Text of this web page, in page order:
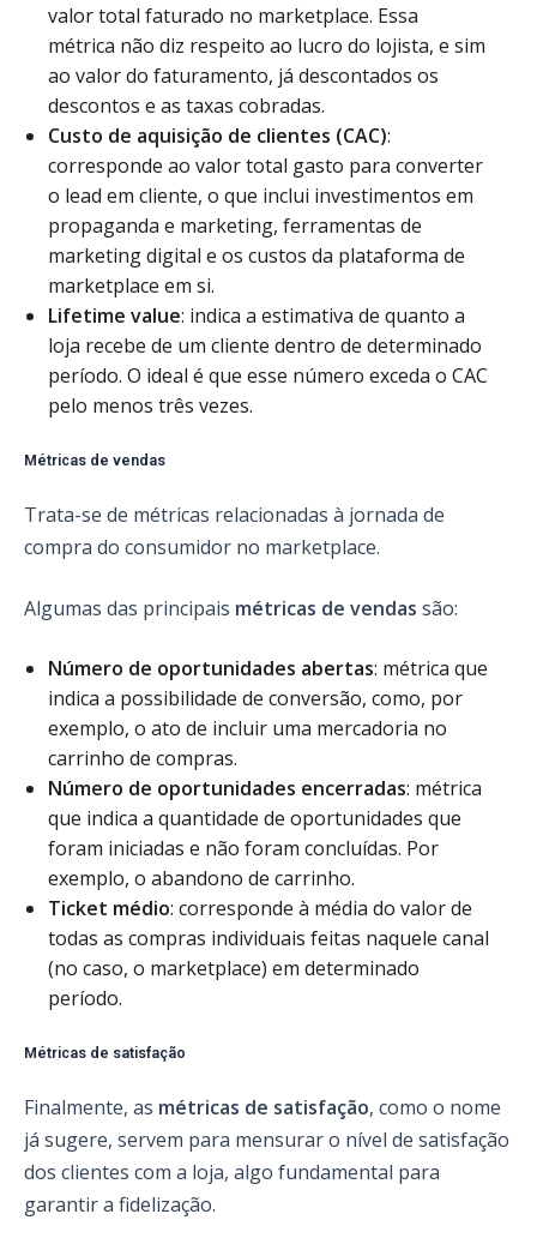
valor total faturado no marketplace. Essa
métrica não diz respeito ao lucro do lojista, e sim
ao valor do faturamento, já descontados os
descontos e as taxas cobradas.
Custo de aquisição de clientes (CAC):
corresponde ao valor total gasto para converter
o lead em cliente, o que inclui investimentos em
propaganda e marketing, ferramentas de
marketing digital e os custos da plataforma de
marketplace em si.
Lifetime value: indica a estimativa de quanto a
loja recebe de um cliente dentro de determinado
período. O ideal é que esse número exceda o CAC
pelo menos três vezes.
Métricas de vendas
Trata-se de métricas relacionadas à jornada de
compra do consumidor no marketplace.
Algumas das principais métricas de vendas são:
Número de oportunidades abertas: métrica que
indica a possibilidade de conversão, como, por
exemplo, o ato de incluir uma mercadoria no
carrinho de compras.
Número de oportunidades encerradas: métrica
que indica a quantidade de oportunidades que
foram iniciadas e não foram concluídas. Por
exemplo, o abandono de carrinho.
Ticket médio: corresponde à média do valor de
todas as compras individuais feitas naquele canal
(no caso, o marketplace) em determinado
período.
Métricas de satisfação
Finalmente, as métricas de satisfação, como o nome
já sugere, servem para mensurar o nível de satisfação
dos clientes com a loja, algo fundamental para
garantir a fidelização.